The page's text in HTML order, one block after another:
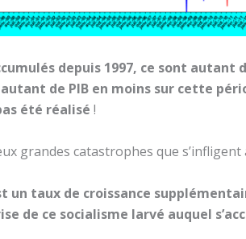
depuis 1997, ce sont
de PIB en moins sur cette
été réalisé !
grandes catastrophes que s’infligent
un taux de croissance
de ce socialisme larvé auquel